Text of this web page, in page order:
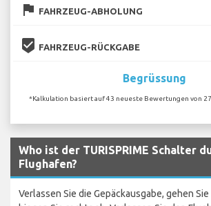
flag FAHRZEUG-ABHOLUNG
beenhere FAHRZEUG-RÜCKGABE
Begrüssung
*Kalkulation basiert auf 43 neueste Bewertungen von
Who ist der TURISPRIME Schalter
Flughafen?
Verlassen Sie die Gepäckausgabe, gehen